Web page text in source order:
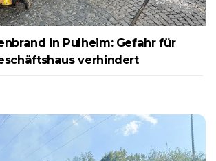
in Pulheim: Gefahr für
verhindert